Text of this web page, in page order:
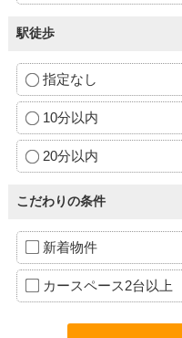
駅徒歩
指定なし
10分以内
20分以内
こだわりの条件
新着物件
カースペース2台以上